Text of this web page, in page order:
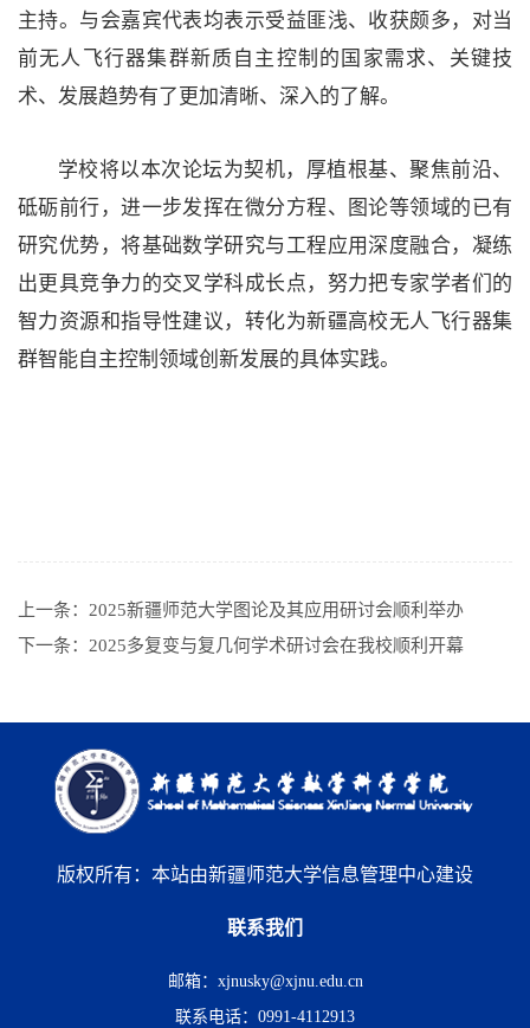
主持。与会嘉宾代表均表示受益匪浅、收获颇多，对当
前无人飞行器集群新质自主控制的国家需求、关键技
术、发展趋势有了更加清晰、深入的了解。
学校将以本次论坛为契机，厚植根基、聚焦前沿、
砥砺前行，进一步发挥在微分方程、图论等领域的已有
研究优势，将基础数学研究与工程应用深度融合，凝练
出更具竞争力的交叉学科成长点，努力把专家学者们的
智力资源和指导性建议，转化为新疆高校无人飞行器集
群智能自主控制领域创新发展的具体实践。
上一条： 2025新疆师范大学图论及其应用研讨会顺利举办
下一条： 2025多复变与复几何学术研讨会在我校顺利开幕
版权所有：本站由新疆师范大学信息管理中心建设
联系我们
邮箱：xjnusky@xjnu.edu.cn
联系电话：0991-4112913